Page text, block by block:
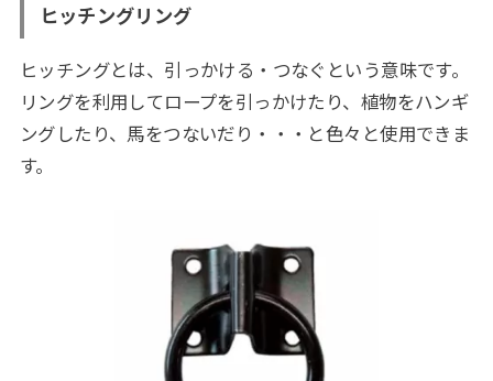
ヒッチングリング
ヒッチングとは、引っかける・つなぐという意味です。
リングを利用してロープを引っかけたり、植物をハンギ
ングしたり、馬をつないだり・・・と色々と使用できま
す。